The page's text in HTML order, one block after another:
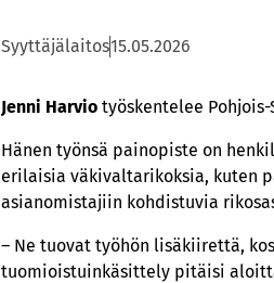
Syyttäjälaitos15.05.2026
Jenni Harvio työskentelee
Hänen työnsä painopiste on
erilaisia väkivaltarikoksia, kuten
asianomistajiin kohdistuvia
– Ne tuovat työhön lisäkiirettä,
tuomioistuinkäsittely pitäisi